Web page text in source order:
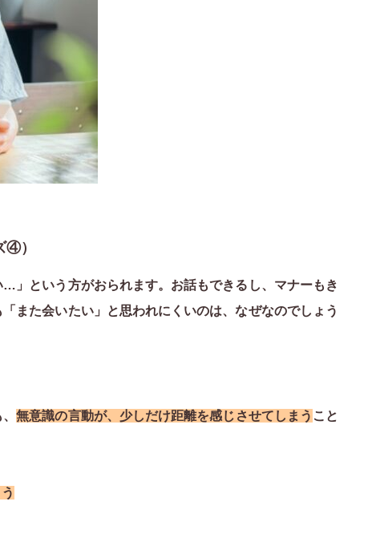
④）
」という方がおられます。お話もできるし、マナーもき
また会いたい」と思われにくいのは、なぜなのでしょう
、無意識の言動が、少しだけ距離を感じさせてしまう こと